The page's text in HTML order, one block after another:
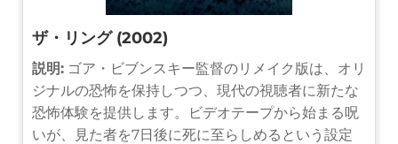
ザ・リング (2002)
説明: ゴア・ビブンスキー監督のリメイク版は、オリ
ジナルの恐怖を保持しつつ、現代の視聴者に新たな
恐怖体験を提供します。ビデオテープから始まる呪
いが、見た者を7日後に死に至らしめるという設定